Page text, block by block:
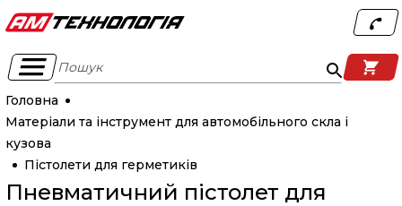
Пошук
Головна
Матеріали та інструмент для автомобільного скла і
кузова
Пістолети для герметиків
Пневматичний пістолет для